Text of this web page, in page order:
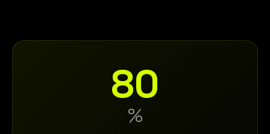
80
%